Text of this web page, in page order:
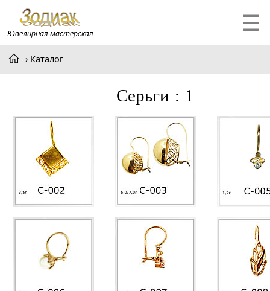
☰
Каталог
серьги : 1